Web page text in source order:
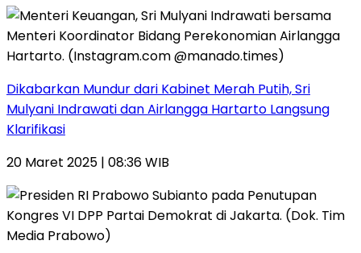
Dikabarkan Mundur dari Kabinet Merah Putih, Sri
Mulyani Indrawati dan Airlangga Hartarto Langsung
Klarifikasi
20 Maret 2025 | 08:36 WIB